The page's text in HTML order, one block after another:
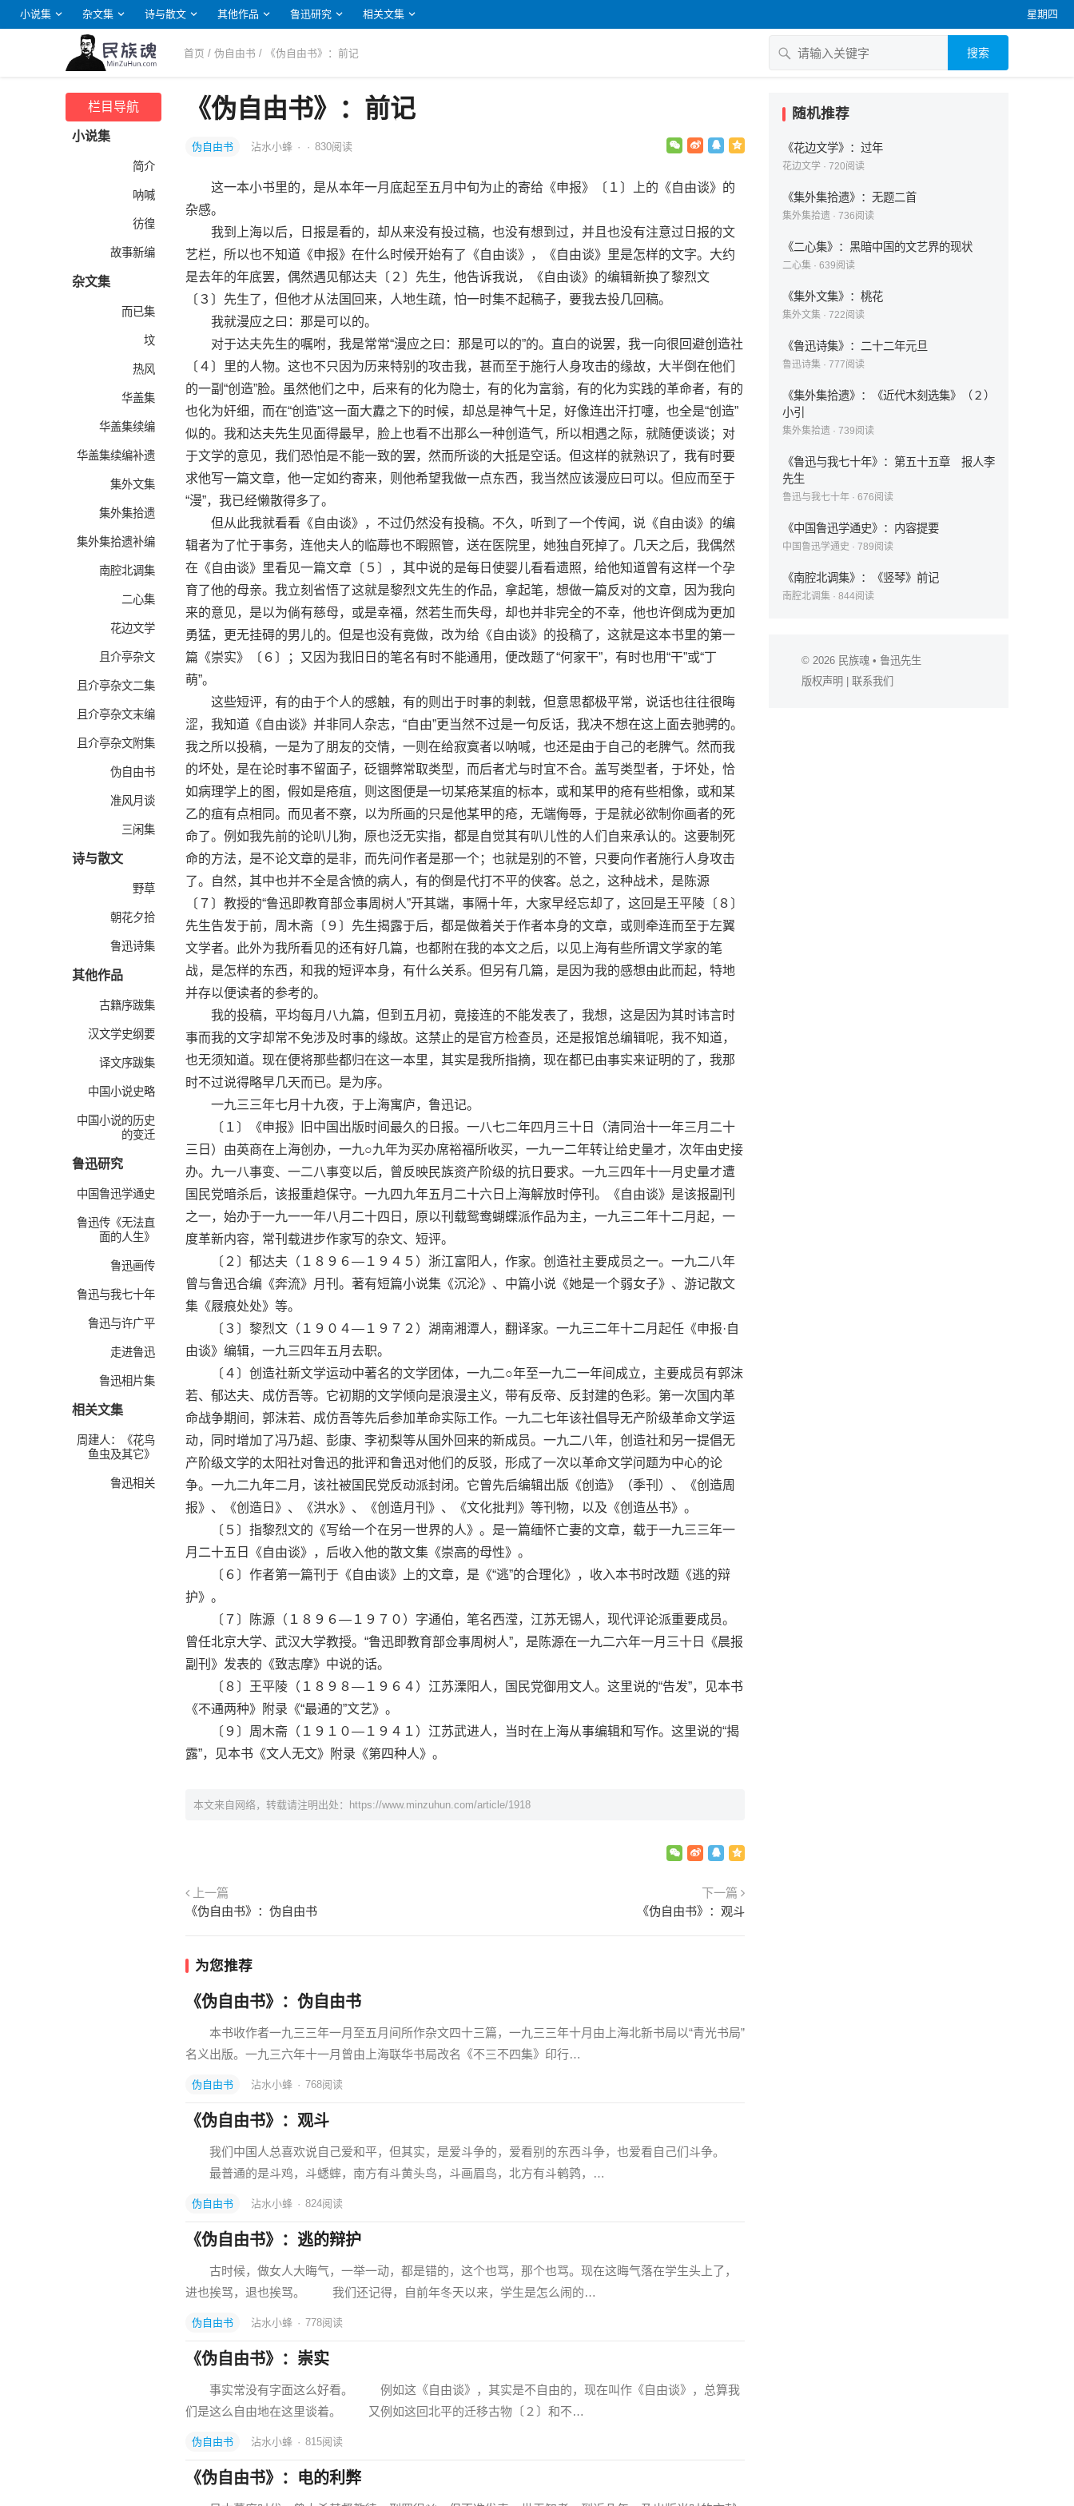
小说集 杂文集 诗与散文 其他作品 鲁迅研究 相关文集 星期四
首页 /伪自由书 / 《伪自由书》：前记 搜索
栏目导航
小说集
简介
呐喊
彷徨
故事新编
杂文集
而已集
坟
热风
华盖集
华盖集续编
华盖集续编补遗
集外文集
集外集拾遗
集外集拾遗补编
南腔北调集
二心集
花边文学
且介亭杂文
且介亭杂文二集
且介亭杂文末编
且介亭杂文附集
伪自由书
准风月谈
三闲集
诗与散文
野草
朝花夕拾
鲁迅诗集
其他作品
古籍序跋集
汉文学史纲要
译文序跋集
中国小说史略
中国小说的历史
的变迁
鲁迅研究
中国鲁迅学通史
鲁迅传《无法直
面的人生》
鲁迅画传
鲁迅与我七十年
鲁迅与许广平
走进鲁迅
鲁迅相片集
相关文集
周建人：《花鸟
鱼虫及其它》
鲁迅相关
《伪自由书》：前记
伪自由书 沾水小蜂 · · 830阅读
这一本小书里的，是从本年一月底起至五月中旬为止的寄给《申报》〔１〕上的《自由谈》的
杂感。
我到上海以后，日报是看的，却从来没有投过稿，也没有想到过，并且也没有注意过日报的文
艺栏，所以也不知道《申报》在什么时候开始有了《自由谈》，《自由谈》里是怎样的文字。大约
是去年的年底罢，偶然遇见郁达夫〔２〕先生，他告诉我说，《自由谈》的编辑新换了黎烈文
〔３〕先生了，但他才从法国回来，人地生疏，怕一时集不起稿子，要我去投几回稿。
我就漫应之曰：那是可以的。
对于达夫先生的嘱咐，我是常常“漫应之曰：那是可以的”的。直白的说罢，我一向很回避创造社
〔４〕里的人物。这也不只因为历来特别的攻击我，甚而至于施行人身攻击的缘故，大半倒在他们
的一副“创造”脸。虽然他们之中，后来有的化为隐士，有的化为富翁，有的化为实践的革命者，有的
也化为奸细，而在“创造”这一面大纛之下的时候，却总是神气十足，好像连出汗打嚏，也全是“创造”
似的。我和达夫先生见面得最早，脸上也看不出那么一种创造气，所以相遇之际，就随便谈谈；对
于文学的意见，我们恐怕是不能一致的罢，然而所谈的大抵是空话。但这样的就熟识了，我有时要
求他写一篇文章，他一定如约寄来，则他希望我做一点东西，我当然应该漫应曰可以。但应而至于
“漫”，我已经懒散得多了。
但从此我就看看《自由谈》，不过仍然没有投稿。不久，听到了一个传闻，说《自由谈》的编
辑者为了忙于事务，连他夫人的临蓐也不暇照管，送在医院里，她独自死掉了。几天之后，我偶然
在《自由谈》里看见一篇文章〔５〕，其中说的是每日使婴儿看看遗照，给他知道曾有这样一个孕
育了他的母亲。我立刻省悟了这就是黎烈文先生的作品，拿起笔，想做一篇反对的文章，因为我向
来的意见，是以为倘有慈母，或是幸福，然若生而失母，却也并非完全的不幸，他也许倒成为更加
勇猛，更无挂碍的男儿的。但是也没有竟做，改为给《自由谈》的投稿了，这就是这本书里的第一
篇《崇实》〔６〕；又因为我旧日的笔名有时不能通用，便改题了“何家干”，有时也用“干”或“丁
萌”。
这些短评，有的由于个人的感触，有的则出于时事的刺戟，但意思都极平常，说话也往往很晦
涩，我知道《自由谈》并非同人杂志，“自由”更当然不过是一句反话，我决不想在这上面去驰骋的。
我之所以投稿，一是为了朋友的交情，一则在给寂寞者以呐喊，也还是由于自己的老脾气。然而我
的坏处，是在论时事不留面子，砭锢弊常取类型，而后者尤与时宜不合。盖写类型者，于坏处，恰
如病理学上的图，假如是疮疽，则这图便是一切某疮某疽的标本，或和某甲的疮有些相像，或和某
乙的疽有点相同。而见者不察，以为所画的只是他某甲的疮，无端侮辱，于是就必欲制你画者的死
命了。例如我先前的论叭儿狗，原也泛无实指，都是自觉其有叭儿性的人们自来承认的。这要制死
命的方法，是不论文章的是非，而先问作者是那一个；也就是别的不管，只要向作者施行人身攻击
了。自然，其中也并不全是含愤的病人，有的倒是代打不平的侠客。总之，这种战术，是陈源
〔７〕教授的“鲁迅即教育部佥事周树人”开其端，事隔十年，大家早经忘却了，这回是王平陵〔８〕
先生告发于前，周木斋〔９〕先生揭露于后，都是做着关于作者本身的文章，或则牵连而至于左翼
文学者。此外为我所看见的还有好几篇，也都附在我的本文之后，以见上海有些所谓文学家的笔
战，是怎样的东西，和我的短评本身，有什么关系。但另有几篇，是因为我的感想由此而起，特地
并存以便读者的参考的。
我的投稿，平均每月八九篇，但到五月初，竟接连的不能发表了，我想，这是因为其时讳言时
事而我的文字却常不免涉及时事的缘故。这禁止的是官方检查员，还是报馆总编辑呢，我不知道，
也无须知道。现在便将那些都归在这一本里，其实是我所指摘，现在都已由事实来证明的了，我那
时不过说得略早几天而已。是为序。
一九三三年七月十九夜，于上海寓庐，鲁迅记。
〔１〕《申报》旧中国出版时间最久的日报。一八七二年四月三十日（清同治十一年三月二十
三日）由英商在上海创办，一九○九年为买办席裕福所收买，一九一二年转让给史量才，次年由史接
办。九一八事变、一二八事变以后，曾反映民族资产阶级的抗日要求。一九三四年十一月史量才遭
国民党暗杀后，该报重趋保守。一九四九年五月二十六日上海解放时停刊。《自由谈》是该报副刊
之一，始办于一九一一年八月二十四日，原以刊载鸳鸯蝴蝶派作品为主，一九三二年十二月起，一
度革新内容，常刊载进步作家写的杂文、短评。
〔２〕郁达夫（１８９６—１９４５）浙江富阳人，作家。创造社主要成员之一。一九二八年
曾与鲁迅合编《奔流》月刊。著有短篇小说集《沉沦》、中篇小说《她是一个弱女子》、游记散文
集《屐痕处处》等。
〔３〕黎烈文（１９０４—１９７２）湖南湘潭人，翻译家。一九三二年十二月起任《申报·自
由谈》编辑，一九三四年五月去职。
〔４〕创造社新文学运动中著名的文学团体，一九二○年至一九二一年间成立，主要成员有郭沫
若、郁达夫、成仿吾等。它初期的文学倾向是浪漫主义，带有反帝、反封建的色彩。第一次国内革
命战争期间，郭沫若、成仿吾等先后参加革命实际工作。一九二七年该社倡导无产阶级革命文学运
动，同时增加了冯乃超、彭康、李初梨等从国外回来的新成员。一九二八年，创造社和另一提倡无
产阶级文学的太阳社对鲁迅的批评和鲁迅对他们的反驳，形成了一次以革命文学问题为中心的论
争。一九二九年二月，该社被国民党反动派封闭。它曾先后编辑出版《创造》（季刊）、《创造周
报》、《创造日》、《洪水》、《创造月刊》、《文化批判》等刊物，以及《创造丛书》。
〔５〕指黎烈文的《写给一个在另一世界的人》。是一篇缅怀亡妻的文章，载于一九三三年一
月二十五日《自由谈》，后收入他的散文集《崇高的母性》。
〔６〕作者第一篇刊于《自由谈》上的文章，是《“逃”的合理化》，收入本书时改题《逃的辩
护》。
〔７〕陈源（１８９６—１９７０）字通伯，笔名西滢，江苏无锡人，现代评论派重要成员。
曾任北京大学、武汉大学教授。“鲁迅即教育部佥事周树人”，是陈源在一九二六年一月三十日《晨报
副刊》发表的《致志摩》中说的话。
〔８〕王平陵（１８９８—１９６４）江苏溧阳人，国民党御用文人。这里说的“告发”，见本书
《不通两种》附录《“最通的”文艺》。
〔９〕周木斋（１９１０—１９４１）江苏武进人，当时在上海从事编辑和写作。这里说的“揭
露”，见本书《文人无文》附录《第四种人》。
本文来自网络，转载请注明出处： https://www.minzuhun.com/article/1918
上一篇
《伪自由书》：伪自由书
下一篇
《伪自由书》：观斗
为您推荐
《伪自由书》：伪自由书
本书收作者一九三三年一月至五月间所作杂文四十三篇，一九三三年十月由上海北新书局以“青光书局”
名义出版。一九三六年十一月曾由上海联华书局改名《不三不四集》印行…
伪自由书 沾水小蜂 · 768阅读
《伪自由书》：观斗
我们中国人总喜欢说自己爱和平，但其实，是爱斗争的，爱看别的东西斗争，也爱看自己们斗争。
最普通的是斗鸡，斗蟋蟀，南方有斗黄头鸟，斗画眉鸟，北方有斗鹌鹑，…
伪自由书 沾水小蜂 · 824阅读
《伪自由书》：逃的辩护
古时候，做女人大晦气，一举一动，都是错的，这个也骂，那个也骂。现在这晦气落在学生头上了，
进也挨骂，退也挨骂。 我们还记得，自前年冬天以来，学生是怎么闹的…
伪自由书 沾水小蜂 · 778阅读
《伪自由书》：崇实
事实常没有字面这么好看。 例如这《自由谈》，其实是不自由的，现在叫作《自由谈》，总算我
们是这么自由地在这里谈着。 又例如这回北平的迁移古物〔２〕和不…
伪自由书 沾水小蜂 · 815阅读
《伪自由书》：电的利弊
随机推荐
《花边文学》：过年
花边文学 · 720阅读
《集外集拾遗》：无题二首
集外集拾遗 · 736阅读
《二心集》：黑暗中国的文艺界的现状
二心集 · 639阅读
《集外文集》：桃花
集外文集 · 722阅读
《鲁迅诗集》：二十二年元旦
鲁迅诗集 · 777阅读
《集外集拾遗》：《近代木刻选集》（２）
小引
集外集拾遗 · 739阅读
《鲁迅与我七十年》：第五十五章 报人李
先生
鲁迅与我七十年 · 676阅读
《中国鲁迅学通史》：内容提要
中国鲁迅学通史 · 789阅读
《南腔北调集》：《竖琴》前记
南腔北调集 · 844阅读
© 2026 民族魂 • 鲁迅先生
版权声明
联系我们